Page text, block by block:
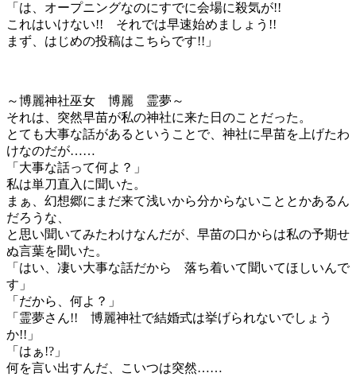
「は、オープニングなのにすでに会場に殺気が!!
これはいけない!! それでは早速始めましょう!!
まず、はじめの投稿はこちらです!!」
～博麗神社巫女 博麗 霊夢～
それは、突然早苗が私の神社に来た日のことだった。
とても大事な話があるということで、神社に早苗を上げたわ
けなのだが……
「大事な話って何よ？」
私は単刀直入に聞いた。
まぁ、幻想郷にまだ来て浅いから分からないこととかあるん
だろうな、
と思い聞いてみたわけなんだが、早苗の口からは私の予期せ
ぬ言葉を聞いた。
「はい、凄い大事な話だから 落ち着いて聞いてほしいんで
す」
「だから、何よ？」
「霊夢さん!! 博麗神社で結婚式は挙げられないでしょう
か!!」
「はぁ!?」
何を言い出すんだ、こいつは突然……